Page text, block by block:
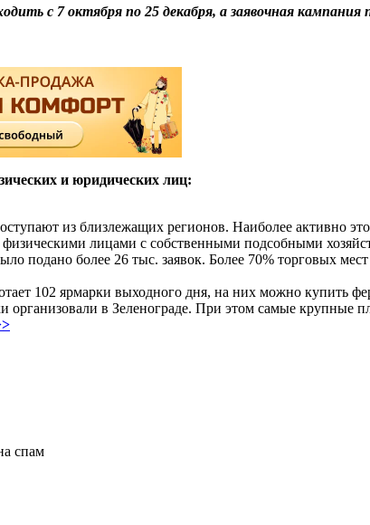
с 7 октября по 25 декабря, а заявочная
и юридических лиц:
из близлежащих регионов. Наиболее активно
лицами с собственными подсобными
подано более 26 тыс. заявок. Более 70% торговых
102 ярмарки выходного дня, на них можно
организовали в Зеленограде. При этом самые
спам